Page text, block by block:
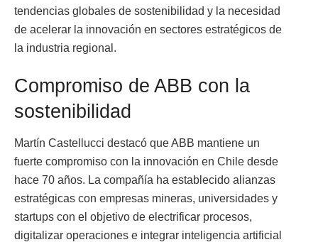
tendencias globales de sostenibilidad y la necesidad
de acelerar la innovación en sectores estratégicos de
la industria regional.
Compromiso de ABB con la
sostenibilidad
Martín Castellucci destacó que ABB mantiene un
fuerte compromiso con la innovación en Chile desde
hace 70 años. La compañía ha establecido alianzas
estratégicas con empresas mineras, universidades y
startups con el objetivo de electrificar procesos,
digitalizar operaciones e integrar inteligencia artificial